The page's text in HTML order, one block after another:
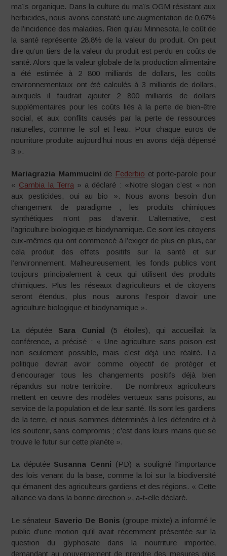
maïs organique. Dans la culture du maïs OGM résistant aux
herbicides, nous avons constaté une augmentation de 0,67%
de l’incidence des maladies. Rien qu’au Minnesota, le coût de
la santé représente 28,8% de la valeur du produit. On peut
dire qu’un tiers de la valeur du produit est perdu en coûts de
santé. Alors que la valeur globale de la production alimentaire
a été estimée à 2 800 milliards de dollars, les coûts
environnementaux ont été calculés à 3 milliards de dollars,
auxquels il faudrait ajouter 2 800 milliards de dollars
supplémentaires pour les coûts liés à la perte de bien-être
social, et aux conflits causés par la perte de ressources
naturelles, comme le sol et l’eau. Pour chaque euros de
nourriture produite aujourd’hui nous en avons déjà dépensé
3 ».
Mariagrazia Mammucini de Federbio et porte-parole pour
« Cambia la Terra » a déclaré : «Notre slogan c’est « non
aux pesticides, oui au bio ». Nous avons besoin d’un
changement de paradigme ; les produits chimiques
synthétiques n’ont pas d’avenir. L’alternative, c’est
l’agriculture biologique et biodynamique. Ce sont les citoyens
eux-mêmes qui ont commencé à l’exiger de plus en plus, car
cela produit des effets positifs sur la santé et sur
l’environnement. Malheureusement, les fonds publics vont
toujours principalement à ceux qui utilisent des produits
chimiques. Plus les réseaux d’agriculteurs et de citoyens
seront étendus, plus nous aurons l’espoir d’avoir une
agriculture biologique et biodynamique ».
La députée Sara Cunial (5 étoiles), qui accueillait la
conférence, a précisé : « Une agriculture sans poison est
non seulement possible, mais c’est déjà une réalité. La
politique devrait avoir comme objectif de protéger et
d’encourager tous les changements positifs déjà bien
répandus sur notre territoire. De nombreux agriculteurs
mettent en œuvre des modèles vertueux sans poisons, au
service de la population et de leur santé. Ils sont les gardiens
de la terre, et nous sommes déterminés à les défendre et à
les soutenir, sans compromis ; c’est dans leurs mains que se
trouve le futur sur cette planète ».
La députée Susanna Cenni (PD) a souligné l’importance
des lois venant du la base, comme la loi sur la biodiversité
qui émanent des agriculteurs gardiens et des régions. « Cette
alliance va dans la bonne direction », a-t-elle déclaré.
Le sénateur Saverio De Bonis (groupe mixte) a informé le
public d’une motion qu’il avait récemment présentée sur la
question du glyphosate dans la nourriture importée,
demandant au gouvernement de prendre des mesures plus